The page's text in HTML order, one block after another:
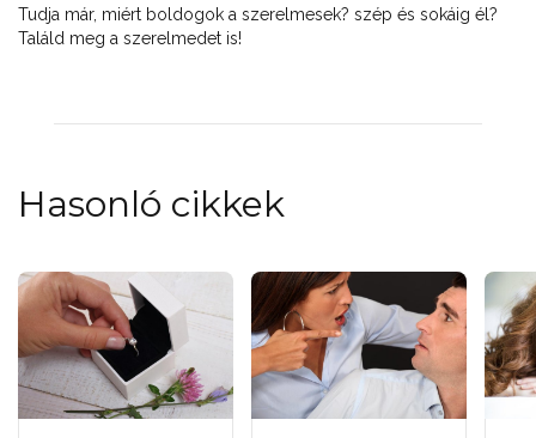
Tudja már, miért boldogok a szerelmesek? szép és sokáig él?
Találd meg a szerelmedet is!
Hasonló cikkek